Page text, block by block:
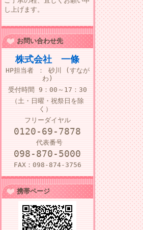
し上げます。
お問い合わせ先
株式会社 一條
HP担当者 ： 砂川 (すなが
わ)
受付時間
9：00～17：30
（土・日曜・祝祭日を除
く）
フリーダイヤル
0120-69-7878
代表番号
098-870-5000
FAX：098-874-3756
携帯ページ